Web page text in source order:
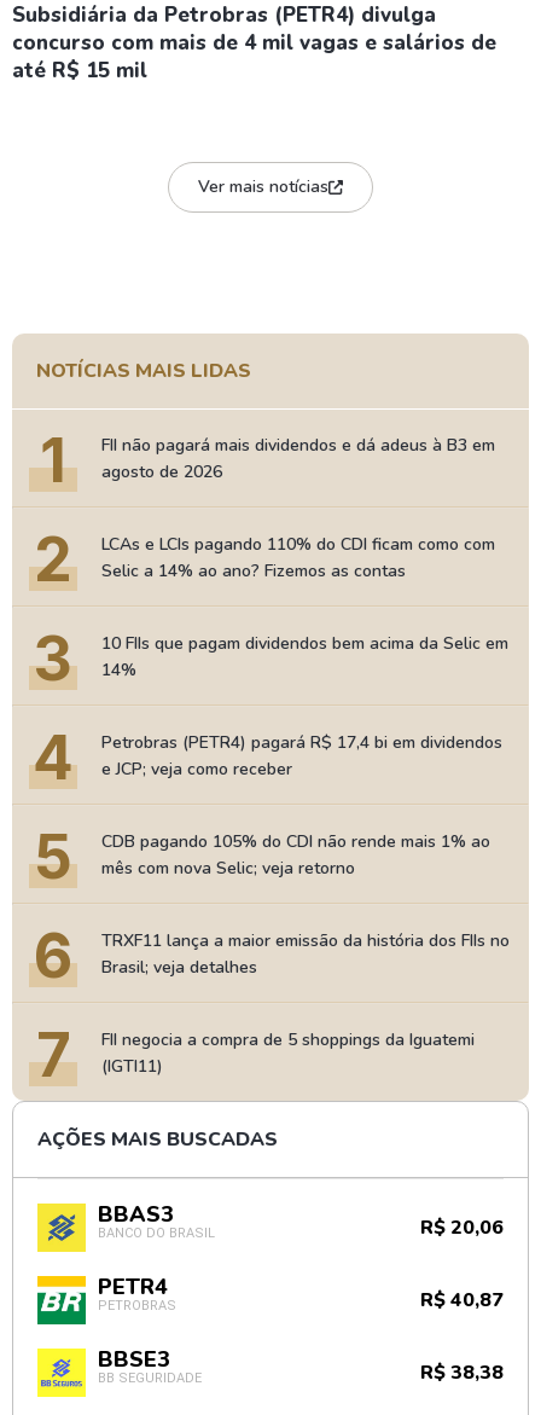
Subsidiária da Petrobras (PETR4) divulga
concurso com mais de 4 mil vagas e salários de
até R$ 15 mil
Ver mais notícias
NOTÍCIAS MAIS LIDAS
1
FII não pagará mais dividendos e dá adeus à B3 em
agosto de 2026
2
LCAs e LCIs pagando 110% do CDI ficam como com
Selic a 14% ao ano? Fizemos as contas
3
10 FIIs que pagam dividendos bem acima da Selic em
14%
4
Petrobras (PETR4) pagará R$ 17,4 bi em dividendos
e JCP; veja como receber
5
CDB pagando 105% do CDI não rende mais 1% ao
mês com nova Selic; veja retorno
6
TRXF11 lança a maior emissão da história dos FIIs no
Brasil; veja detalhes
7
FII negocia a compra de 5 shoppings da Iguatemi
(IGTI11)
AÇÕES MAIS BUSCADAS
BBAS3
BANCO DO BRASIL R$ 20,06
PETR4
PETROBRAS R$ 40,87
BBSE3
BB SEGURIDADE R$ 38,38